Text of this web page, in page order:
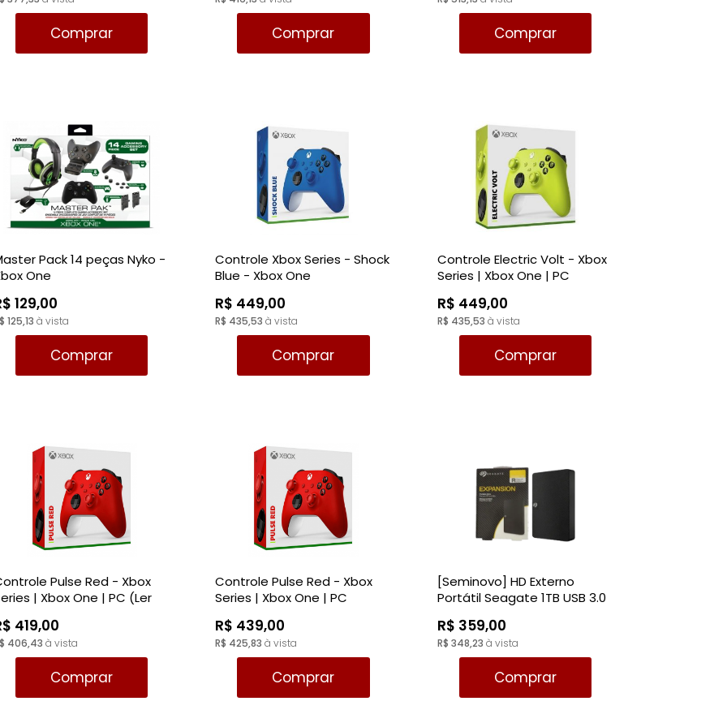
Comprar Comprar Comprar
Pack 14 peças Nyko -
One
129,00
125,13 à vista
Comprar
Controle Xbox Series - Shock
Blue - Xbox One
R$ 449,00
R$ 435,53 à vista
Comprar
Controle Electric Volt - Xbox
Series | Xbox One | PC
R$ 449,00
R$ 435,53 à vista
Comprar
Pulse Red - Xbox
| Xbox One | PC (Ler
419,00
406,43 à vista
Comprar
Controle Pulse Red - Xbox
Series | Xbox One | PC
R$ 439,00
R$ 425,83 à vista
Comprar
[Seminovo] HD Externo
Portátil Seagate 1TB USB 3.0
R$ 359,00
R$ 348,23 à vista
Comprar